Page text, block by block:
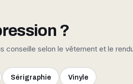
?
conseille selon le vêtement et le
Sérigraphie Vinyle